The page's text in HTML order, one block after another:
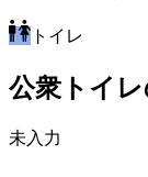
トイレ
公衆トイ
未入力